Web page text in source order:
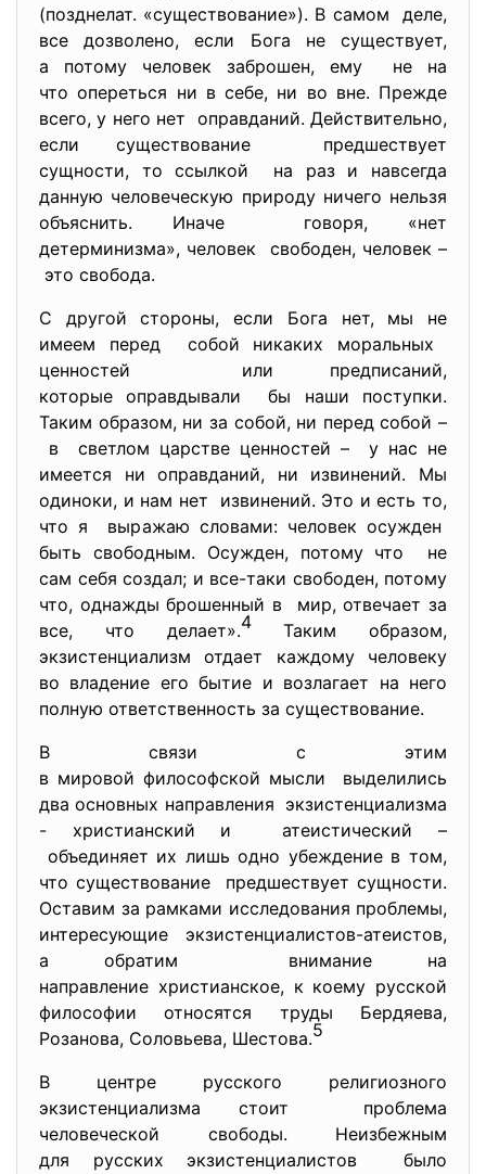
(позднелат. «существование»). В самом деле,
все дозволено, если Бога не существует,
а потому человек заброшен, ему не на
что опереться ни в себе, ни во вне. Прежде
всего, у него нет оправданий. Действительно,
если существование предшествует
сущности, то ссылкой на раз и навсегда
данную человеческую природу ничего нельзя
объяснить. Иначе говоря, «нет
детерминизма», человек свободен, человек –
это свобода.
С другой стороны, если Бога нет, мы не
имеем перед собой никаких моральных
ценностей или предписаний,
которые оправдывали бы наши поступки.
Таким образом, ни за собой, ни перед собой –
в светлом царстве ценностей – у нас не
имеется ни оправданий, ни извинений. Мы
одиноки, и нам нет извинений. Это и есть то,
что я выражаю словами: человек осужден
быть свободным. Осужден, потому что не
сам себя создал; и все-таки свободен, потому
что, однажды брошенный в мир, отвечает за
все, что делает».4Таким образом,
экзистенциализм отдает каждому человеку
во владение его бытие и возлагает на него
полную ответственность за существование.
В связи с этим
в мировой философской мысли выделились
два основных направления экзистенциализма
- христианский и атеистический –
объединяет их лишь одно убеждение в том,
что существование предшествует сущности.
Оставим за рамками исследования проблемы,
интересующие экзистенциалистов-атеистов,
а обратим внимание на
направление христианское, к коему русской
философии относятся труды Бердяева,
Розанова, Соловьева, Шестова.5
В центре русского религиозного
экзистенциализма стоит проблема
человеческой свободы. Неизбежным
для русских экзистенциалистов было